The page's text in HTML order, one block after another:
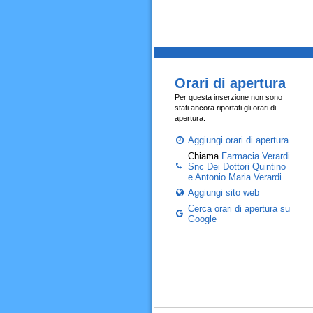
Orari di apertura
Per questa inserzione non sono
stati ancora riportati gli orari di
apertura.
Aggiungi orari di apertura
Chiama Farmacia Verardi
Snc Dei Dottori Quintino
e Antonio Maria Verardi
Aggiungi sito web
Cerca orari di apertura su
Google